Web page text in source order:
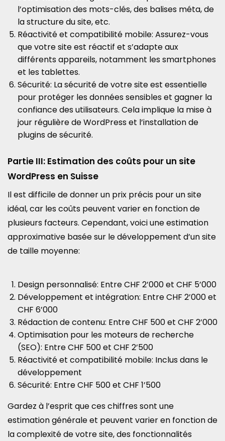
l’optimisation des mots-clés, des balises méta, de
la structure du site, etc.
Réactivité et compatibilité mobile: Assurez-vous
que votre site est réactif et s’adapte aux
différents appareils, notamment les smartphones
et les tablettes.
Sécurité: La sécurité de votre site est essentielle
pour protéger les données sensibles et gagner la
confiance des utilisateurs. Cela implique la mise à
jour régulière de WordPress et l’installation de
plugins de sécurité.
Partie III: Estimation des coûts pour un site
WordPress en Suisse
Il est difficile de donner un prix précis pour un site
idéal, car les coûts peuvent varier en fonction de
plusieurs facteurs. Cependant, voici une estimation
approximative basée sur le développement d’un site
de taille moyenne:
Design personnalisé: Entre CHF 2’000 et CHF 5’000
Développement et intégration: Entre CHF 2’000 et
CHF 6’000
Rédaction de contenu: Entre CHF 500 et CHF 2’000
Optimisation pour les moteurs de recherche
(SEO): Entre CHF 500 et CHF 2’500
Réactivité et compatibilité mobile: Inclus dans le
développement
Sécurité: Entre CHF 500 et CHF 1’500
Gardez à l’esprit que ces chiffres sont une
estimation générale et peuvent varier en fonction de
la complexité de votre site, des fonctionnalités